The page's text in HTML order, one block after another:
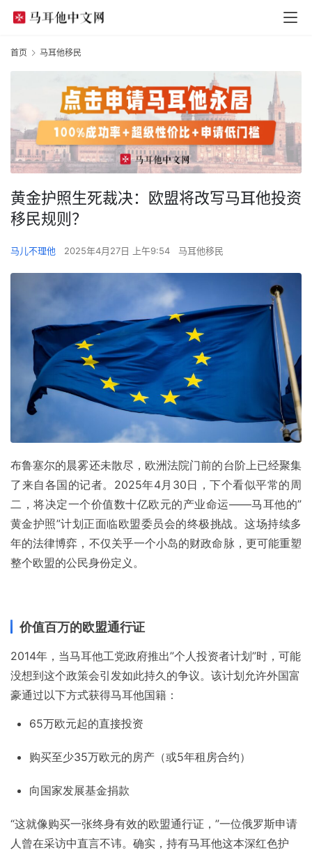
首页 马耳他移民
黄金护照生死裁决：欧盟将改写马耳他投资
移民规则？
马儿不理他 2025年4月27日 上午9:54 马耳他移民
布鲁塞尔的晨雾还未散尽，欧洲法院门前的台阶上已经聚集
了来自各国的记者。2025年4月30日，下个看似平常的周
二，将决定一个价值数十亿欧元的产业命运——马耳他的”
黄金护照”计划正面临欧盟委员会的终极挑战。这场持续多
年的法律博弈，不仅关乎一个小岛的财政命脉，更可能重塑
整个欧盟的公民身份定义。
价值百万的欧盟通行证
2014年，当马耳他工党政府推出”个人投资者计划”时，可能
没想到这个政策会引发如此持久的争议。该计划允许外国富
豪通过以下方式获得马耳他国籍：
65万欧元起的直接投资
购买至少35万欧元的房产（或5年租房合约）
向国家发展基金捐款
“这就像购买一张终身有效的欧盟通行证，”一位俄罗斯申请
人曾在采访中直言不讳。确实，持有马耳他这本深红色护